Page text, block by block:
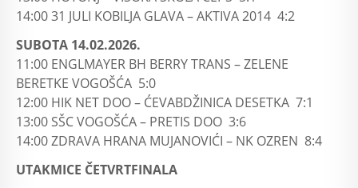
14:00 31 JULI KOBILJA GLAVA – AKTIVA 2014 4:2
SUBOTA 14.02.2026.
11:00 ENGLMAYER BH BERRY TRANS – ZELENE
BERETKE VOGOŠĆA 5:0
12:00 HIK NET DOO – ĆEVABDŽINICA DESETKA 7:1
13:00 SŠC VOGOŠĆA – PRETIS DOO 3:6
14:00 ZDRAVA HRANA MUJANOVIĆI – NK OZREN 8:4
UTAKMICE ČETVRTFINALA